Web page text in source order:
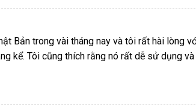
Bản trong vài tháng nay và tôi rất hài lòng
kể. Tôi cũng thích rằng nó rất dễ sử dụng và